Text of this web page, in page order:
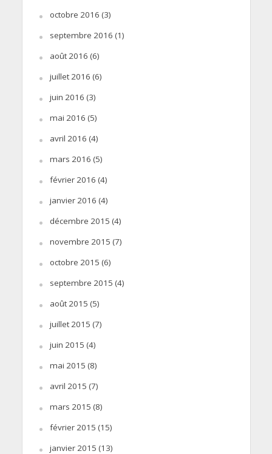
octobre 2016 (3)
septembre 2016 (1)
août 2016 (6)
juillet 2016 (6)
juin 2016 (3)
mai 2016 (5)
avril 2016 (4)
mars 2016 (5)
février 2016 (4)
janvier 2016 (4)
décembre 2015 (4)
novembre 2015 (7)
octobre 2015 (6)
septembre 2015 (4)
août 2015 (5)
juillet 2015 (7)
juin 2015 (4)
mai 2015 (8)
avril 2015 (7)
mars 2015 (8)
février 2015 (15)
janvier 2015 (13)